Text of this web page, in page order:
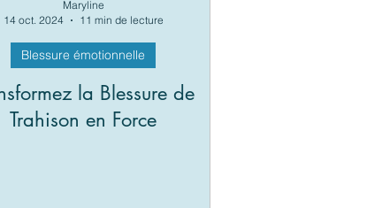
la Blessure de
Trahison en Force
Blessure émotionnelle
Maryline
14 oct. 2024
11 min de lecture